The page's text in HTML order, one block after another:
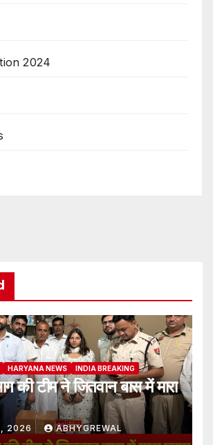
2024
HARYANA NEWS INDIA BREAKING
की टीम ने जितवान बास में मारा
2026 ABHYGREWAL